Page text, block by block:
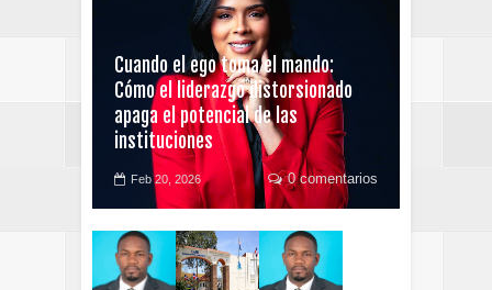
Cuando el ego toma el mando:
Cómo el liderazgo distorsionado
apaga el potencial de las
instituciones
Feb 20, 2026 0 comentarios